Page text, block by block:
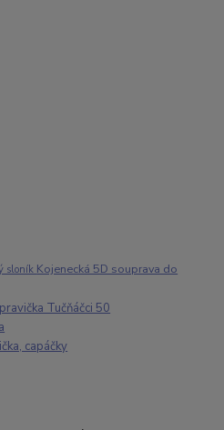
sloník Kojenecká 5D souprava do
Tučňáčci 50
capáčky